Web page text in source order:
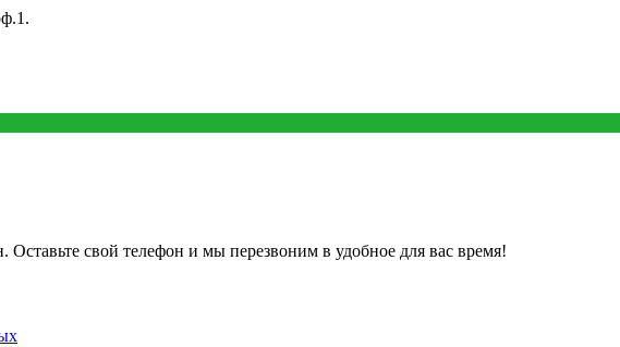
свой телефон и мы перезвоним в удобное для вас время!